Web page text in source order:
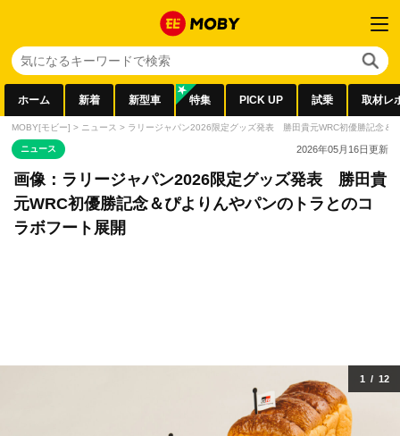
ホーム 新着 新型車 特集 PICK UP 試乗 取材レ
MOBY[モビー] > ニュース > ラリージャパン2026限定グッズ発表 勝田貴元WRC初優勝記念＆
ニュース 2026年05月16日更新
画像：ラリージャパン2026限定グッズ発表 勝田貴
元WRC初優勝記念＆ぴよりんやパンのトラとのコ
ラボフート展開
1 / 12